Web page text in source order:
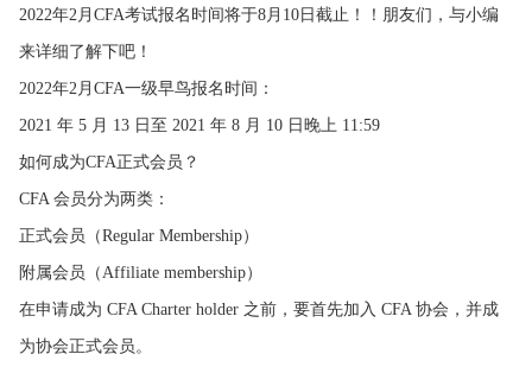
2022年2月CFA考试报名时间将于8月10日截止！！朋友们，与小编
来详细了解下吧！
2022年2月CFA一级早鸟报名时间：
2021 年 5 月 13 日至 2021 年 8 月 10 日晚上 11:59
如何成为CFA正式会员？
CFA 会员分为两类：
正式会员（Regular Membership）
附属会员（Affiliate membership）
在申请成为 CFA Charter holder 之前，要首先加入 CFA 协会，并成
为协会正式会员。